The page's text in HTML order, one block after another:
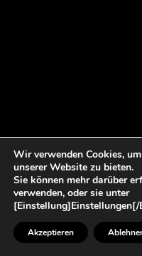
Copyright © 2026 |
Wir verwenden Cookies,
unserer Website zu bieten.
Sie können mehr darüber
verwenden, oder sie unter
Akzeptieren